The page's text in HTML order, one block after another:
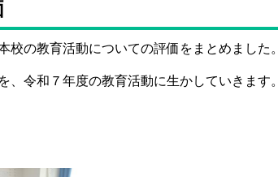
校の教育活動についての評価をまとめました。
、令和７年度の教育活動に生かしていきます。